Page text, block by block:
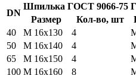
DN
Шпилька ГОСТ 9066-75
Размер
Кол-во, шт
40
М 16х130 4
50
М 16х140 4
65
М 16х150 4
100 М 16х160 8